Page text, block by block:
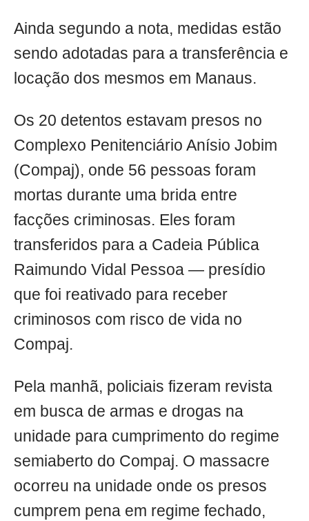
Ainda segundo a nota, medidas estão
sendo adotadas para a transferência e
locação dos mesmos em Manaus.
Os 20 detentos estavam presos no
Complexo Penitenciário Anísio Jobim
(Compaj), onde 56 pessoas foram
mortas durante uma brida entre
facções criminosas. Eles foram
transferidos para a Cadeia Pública
Raimundo Vidal Pessoa — presídio
que foi reativado para receber
criminosos com risco de vida no
Compaj.
Pela manhã, policiais fizeram revista
em busca de armas e drogas na
unidade para cumprimento do regime
semiaberto do Compaj. O massacre
ocorreu na unidade onde os presos
cumprem pena em regime fechado,